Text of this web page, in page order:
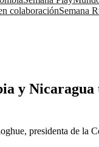
colaboraciónSemana
y
presidenta de la